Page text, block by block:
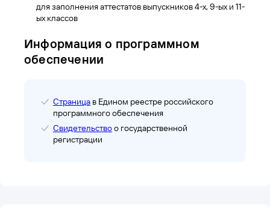
для заполнения аттестатов выпускников 4-х, 9-ых и 11-
ых классов
Информация о программном
обеспечении
Страница в Едином реестре российского
программного обеспечения
Свидетельствоо государственной
регистрации